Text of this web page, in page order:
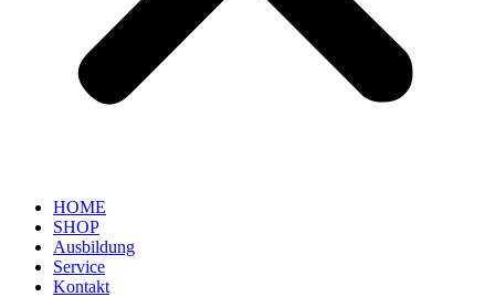
HOME
SHOP
Ausbildung
Service
Kontakt